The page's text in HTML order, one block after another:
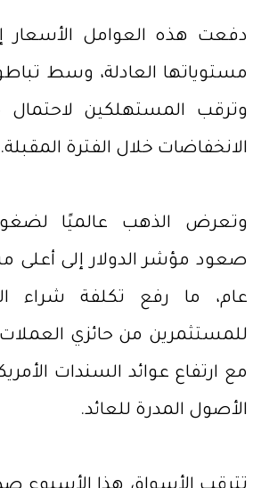
دفعت هذه العوامل الأسعار
مستوياتها العادلة، وسط
وترقب المستهلكين
الانخفاضات خلال الفترة المقبلة.
وتعرض الذهب عالميًا
صعود مؤشر الدولار إلى أعلى
عام، ما رفع تكلفة شراء
للمستثمرين من حائزي العملات
مع ارتفاع عوائد السندات
الأصول المدرة للعائد.